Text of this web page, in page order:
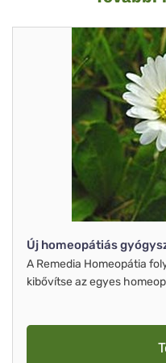
Új homeopátiás
A Remedia Homeopátia
kibővítse az egyes